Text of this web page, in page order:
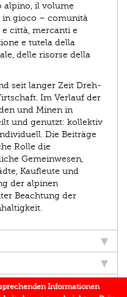
alpino, il volume
gioco – comunità
città, mercanti e
e tutela della
delle risorse della
seit langer Zeit Dreh-
Im Verlauf der
und Minen in
und genutzt: kollektiv
Die Beiträge
Rolle die
Gemeinwesen,
Kaufleute und
der alpinen
Beachtung der
Informationen